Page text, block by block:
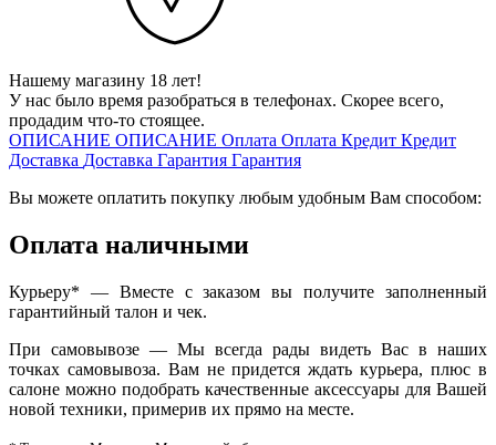
Нашему магазину 18 лет!
У нас было время разобраться в телефонах. Скорее всего,
продадим что-то стоящее.
ОПИСАНИЕ ОПИСАНИЕ Оплата Оплата Кредит Кредит
Доставка Доставка Гарантия Гарантия
Вы можете оплатить покупку любым удобным Вам способом:
Оплата наличными
Курьеру* — Вместе с заказом вы получите заполненный
гарантийный талон и чек.
При самовывозе — Мы всегда рады видеть Вас в наших
точках самовывоза. Вам не придется ждать курьера, плюс в
салоне можно подобрать качественные аксессуары для Вашей
новой техники, примерив их прямо на месте.